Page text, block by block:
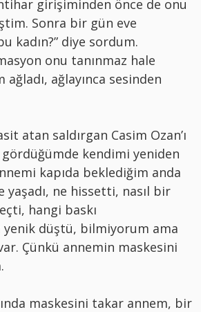
girişiminden önce de onu
Sonra bir gün eve
kadın?” diye sordum.
onu tanınmaz hale
ağlayınca sesinden
atan saldırgan Casim Ozan’ı
kendimi yeniden
kapıda beklediğim anda
yaşadı, ne hissetti, nasıl bir
hangi baskı
yenik düştü, bilmiyorum ama
Çünkü annemin maskesini
maskesini takar annem, bir